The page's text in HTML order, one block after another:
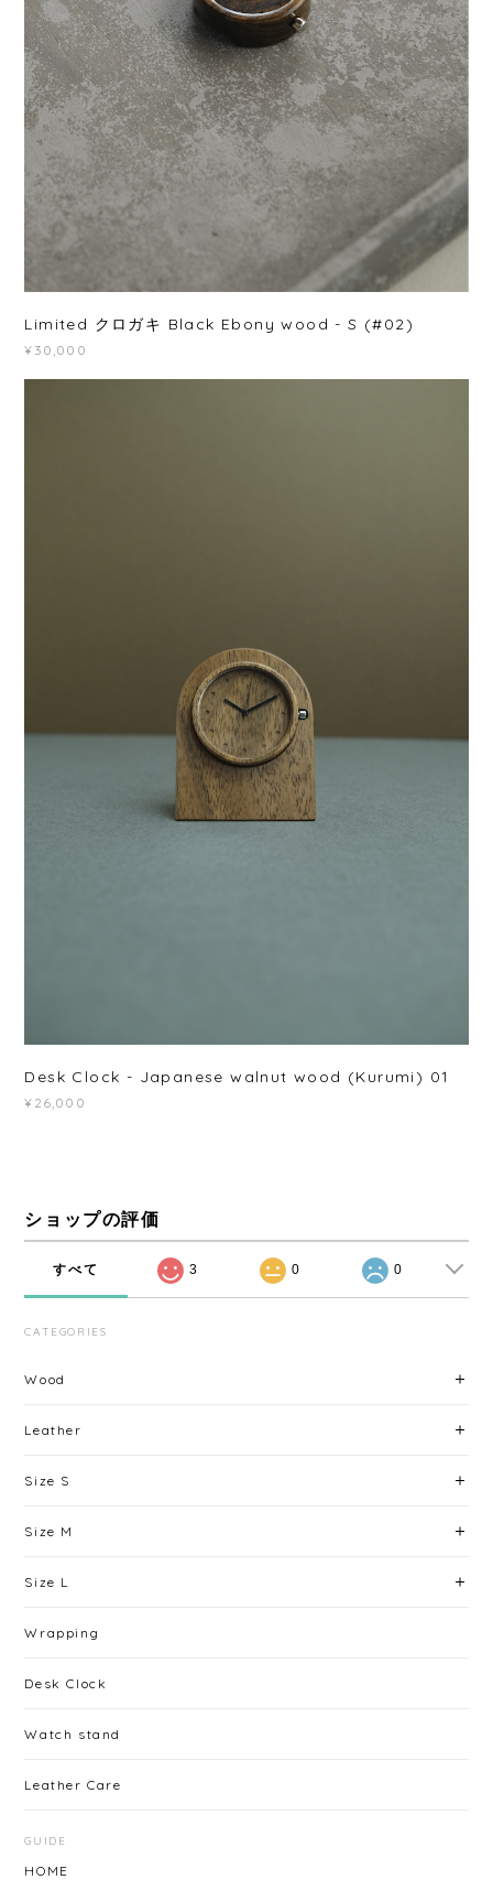
Limited クロガキ Black Ebony wood - S (#02)
¥30,000
Desk Clock - Japanese walnut wood (Kurumi) 01
¥26,000
ショップの評価
すべて 3 0 0
CATEGORIES
Wood
Leather
Size S
Size M
Size L
Wrapping
Desk Clock
Watch stand
Leather Care
GUIDE
HOME